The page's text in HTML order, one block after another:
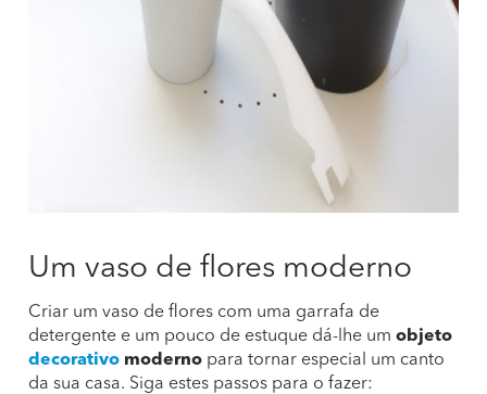
Um vaso de flores moderno
Criar um vaso de flores com uma garrafa de
detergente e um pouco de estuque dá-lhe um objeto
decorativo moderno para tornar especial um canto
da sua casa. Siga estes passos para o fazer: